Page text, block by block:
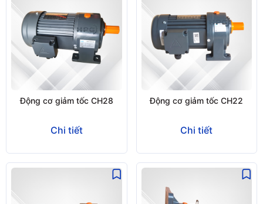
Động cơ giảm tốc CH28
Chi tiết
Động cơ giảm tốc CH22
Chi tiết